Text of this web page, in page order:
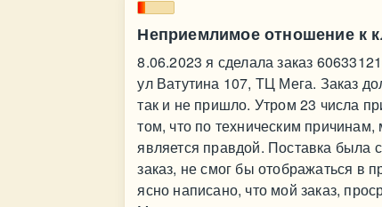
Неприемлимое отношение к
8.06.2023 я сделала заказ
ул Ватутина 107, ТЦ Мега. Заказ
так и не пришло. Утром 23 числа
том, что по техническим
является правдой. Поставка была
заказ, не смог бы отображаться в
ясно написано, что мой заказ,